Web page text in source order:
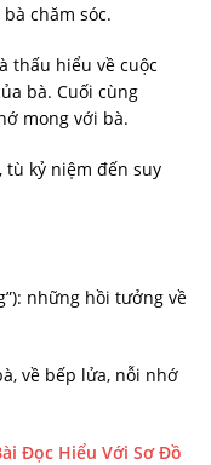
chăm sóc.
thấu hiểu về cuộc
bà. Cuối cùng
mong với bà.
kỷ niệm đến suy
những hồi tưởng về
về bếp lửa, nỗi nhớ
Đọc Hiểu Với Sơ Đồ